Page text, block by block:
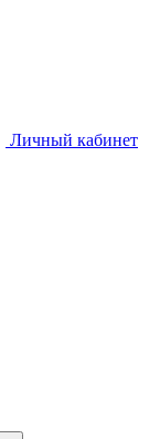
Личный кабинет